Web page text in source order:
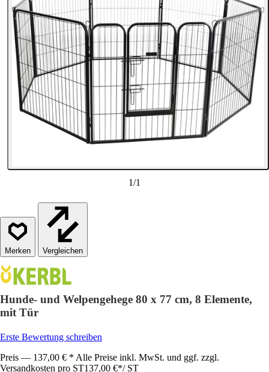
1/1
Vergleichen
Hunde- und Welpengehege 80 x 77 cm, 8 Elemente,
mit Tür
Erste Bewertung schreiben
Preis — 137,00 € * Alle Preise inkl. MwSt. und ggf. zzgl.
Versandkosten pro ST137,00 €*/ ST